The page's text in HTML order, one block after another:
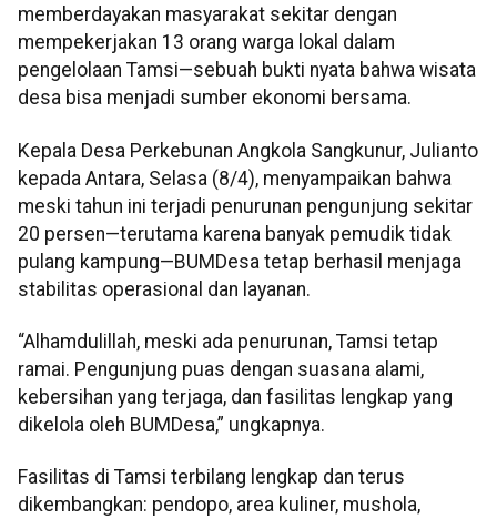
memberdayakan masyarakat sekitar dengan
mempekerjakan 13 orang warga lokal dalam
pengelolaan Tamsi—sebuah bukti nyata bahwa wisata
desa bisa menjadi sumber ekonomi bersama.
Kepala Desa Perkebunan Angkola Sangkunur, Julianto
kepada Antara, Selasa (8/4), menyampaikan bahwa
meski tahun ini terjadi penurunan pengunjung sekitar
20 persen—terutama karena banyak pemudik tidak
pulang kampung—BUMDesa tetap berhasil menjaga
stabilitas operasional dan layanan.
“Alhamdulillah, meski ada penurunan, Tamsi tetap
ramai. Pengunjung puas dengan suasana alami,
kebersihan yang terjaga, dan fasilitas lengkap yang
dikelola oleh BUMDesa,” ungkapnya.
Fasilitas di Tamsi terbilang lengkap dan terus
dikembangkan: pendopo, area kuliner, mushola,